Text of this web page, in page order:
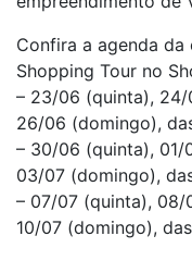
Confira a agenda
Shopping Tour no
– 23/06 (quinta),
26/06 (domingo),
– 30/06 (quinta),
03/07 (domingo),
– 07/07 (quinta),
10/07 (domingo),